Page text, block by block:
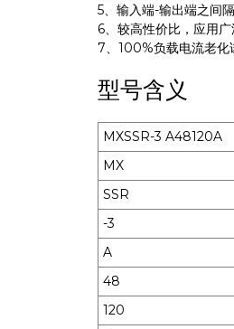
5、输入端-输出端之间
6、较高性价比，应用广
7、100%负载电流老化
型号含义
MXSSR-3 A48120A
MX
SSR
-3
A
48
120